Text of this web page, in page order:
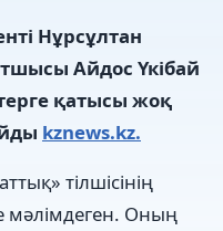
Нұрсұлтан
Айдос Үкібай
қатысы жоқ
kznews.kz.
тілшісінің
мәлімдеген. Оның